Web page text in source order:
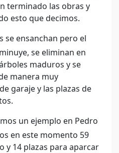
terminado las obras y
esto que decimos.
se ensanchan pero el
se eliminan en
maduros y se
manera muy
garaje y las plazas de
un ejemplo en Pedro
en este momento 59
y 14 plazas para aparcar